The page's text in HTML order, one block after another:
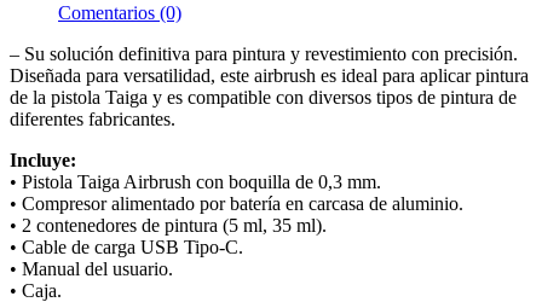
Comentarios (0)
– Su solución definitiva para pintura y revestimiento con precisión.
Diseñada para versatilidad, este airbrush es ideal para aplicar pintura
de la pistola Taiga y es compatible con diversos tipos de pintura de
diferentes fabricantes.
Incluye:
• Pistola Taiga Airbrush con boquilla de 0,3 mm.
• Compresor alimentado por batería en carcasa de aluminio.
• 2 contenedores de pintura (5 ml, 35 ml).
• Cable de carga USB Tipo-C.
• Manual del usuario.
• Caja.